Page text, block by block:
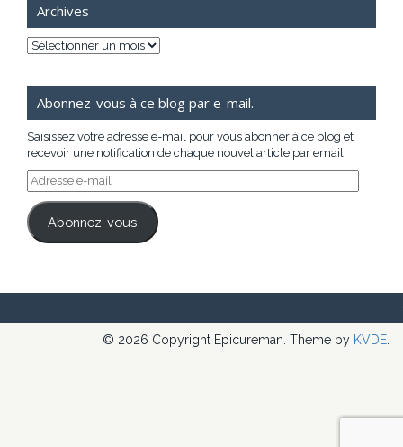
Archives
Archives
Abonnez-vous à ce blog par e-mail.
Saisissez votre adresse e-mail pour vous abonner à ce blog et
recevoir une notification de chaque nouvel article par email.
Adresse
e-
mail
Abonnez-vous
© 2026 Copyright Epicureman. Theme by KVDE.